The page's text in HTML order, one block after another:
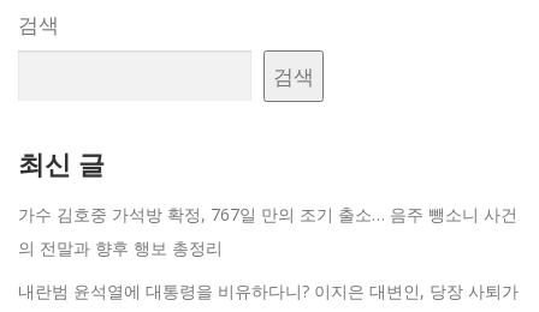
검색
검색
최신 글
가수 김호중 가석방 확정, 767일 만의 조기 출소… 음주 뺑소니 사건
의 전말과 향후 행보 총정리
내란범 윤석열에 대통령을 비유하다니? 이지은 대변인, 당장 사퇴가